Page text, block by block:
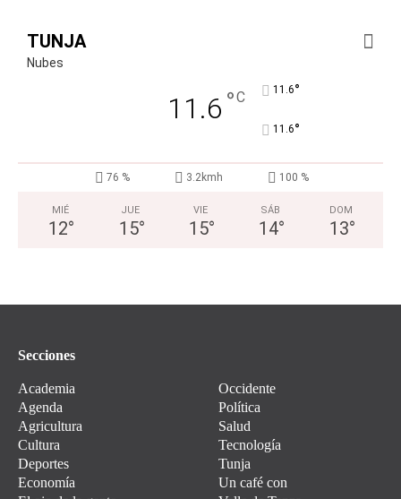
TUNJA
Nubes
11.6 °C 11.6°
11.6°
76 % 3.2kmh 100 %
MIÉ
12°
JUE
15°
VIE
15°
SÁB
14°
DOM
13°
Secciones
Academia
Agenda
Agricultura
Cultura
Deportes
Economía
Occidente
Política
Salud
Tecnología
Tunja
Un café con